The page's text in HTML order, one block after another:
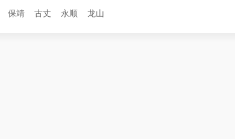
保靖 古丈 永顺 龙山